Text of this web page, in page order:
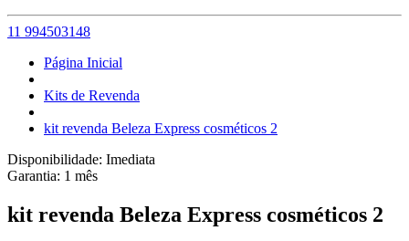
11 994503148
Página Inicial
Kits de Revenda
kit revenda Beleza Express cosméticos 2
Disponibilidade: Imediata
Garantia: 1 mês
kit revenda Beleza Express cosméticos 2